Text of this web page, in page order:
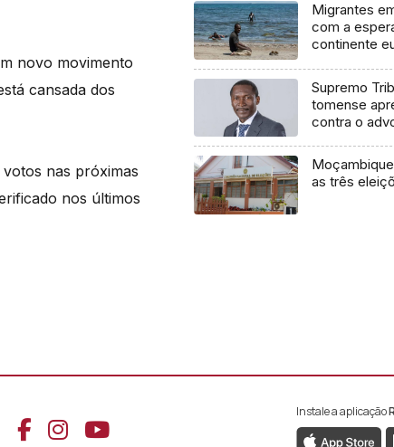
novo movimento
cansada dos
nas próximas
nos últimos
Migrantes
com a
continente
Supremo
tomense
contra o
as três
Aceder ao Facebook da RTP África
Aceder ao Instagram da RTP
Aceder ao YouTube da
Instale a aplicação